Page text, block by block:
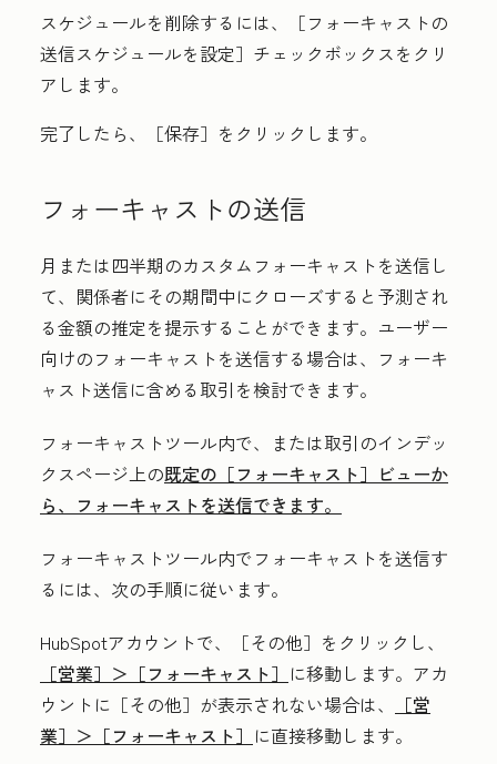
スケジュールを削除するには、［フォーキャストの
送信スケジュールを設定］ チェックボックスをクリ
アします。
完了したら、［保存］ をクリックします。
フォーキャストの送信
月または四半期のカスタムフォーキャストを送信し
て、関係者にその期間中にクローズすると予測され
る金額の推定を提示することができます。ユーザー
向けのフォーキャストを送信する場合は、フォーキ
ャスト送信に含める取引を検討できます。
フォーキャストツール内で、または取引のインデッ
クスページ上の既定の［フォーキャスト］ ビューか
ら、フォーキャストを送信できます。
フォーキャストツール内でフォーキャストを送信す
るには、次の手順に従います。
HubSpotアカウントで、
［その他］をクリックし、
［営業］＞ ［フォーキャスト］ に移動します。アカ
ウントに ［その他］が表示されない場合は、
［営
業］＞ ［フォーキャスト］ に直接移動します。